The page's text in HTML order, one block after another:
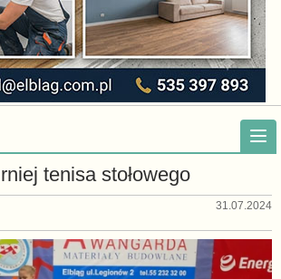
tenisa stołowego
31.07.2024